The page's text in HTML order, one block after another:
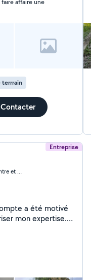
affaire une
terrrain
Contacter
Entreprise
Saint-Didier-au-Mont-d'Or (Centre et Sud Est)
a été motivé
mon expertise.